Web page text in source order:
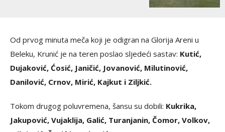
Od prvog minuta meča koji je odigran na Glorija Areni u
Beleku, Krunić je na teren poslao sljedeći sastav: Kutić,
Dujaković, Ćosić, Janičić, Jovanović, Milutinović,
Danilović, Crnov, Mirić, Kajkut i Ziljkić.
Tokom drugog poluvremena, šansu su dobili: Kukrika,
Jakupović, Vujaklija, Galić, Turanjanin, Čomor, Volkov,